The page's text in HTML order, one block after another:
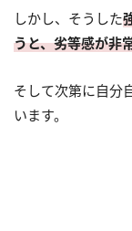
しかし、そうした
うと、劣等感が非
そして次第に自分
います。